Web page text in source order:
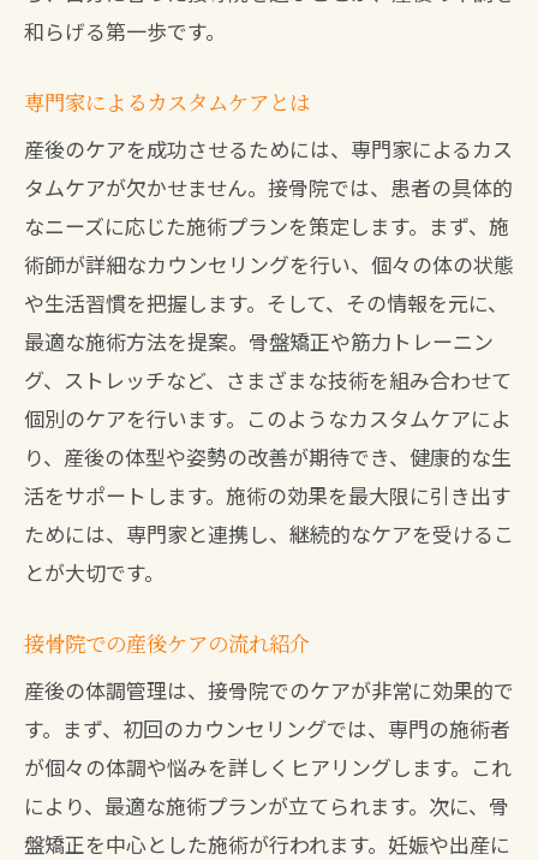
和らげる第一歩です。
専門家によるカスタムケアとは
産後のケアを成功させるためには、専門家によるカス
タムケアが欠かせません。接骨院では、患者の具体的
なニーズに応じた施術プランを策定します。まず、施
術師が詳細なカウンセリングを行い、個々の体の状態
や生活習慣を把握します。そして、その情報を元に、
最適な施術方法を提案。骨盤矯正や筋力トレーニン
グ、ストレッチなど、さまざまな技術を組み合わせて
個別のケアを行います。このようなカスタムケアによ
り、産後の体型や姿勢の改善が期待でき、健康的な生
活をサポートします。施術の効果を最大限に引き出す
ためには、専門家と連携し、継続的なケアを受けるこ
とが大切です。
接骨院での産後ケアの流れ紹介
産後の体調管理は、接骨院でのケアが非常に効果的で
す。まず、初回のカウンセリングでは、専門の施術者
が個々の体調や悩みを詳しくヒアリングします。これ
により、最適な施術プランが立てられます。次に、骨
盤矯正を中心とした施術が行われます。妊娠や出産に